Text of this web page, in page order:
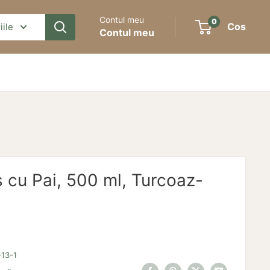
Contul meu
Contul meu
0 Cos
cu Pai, 500 ml, Turcoaz-
1